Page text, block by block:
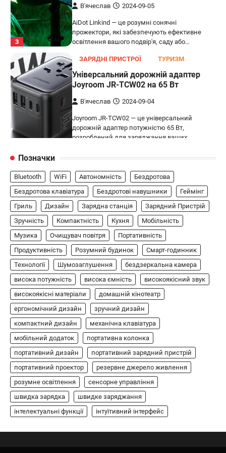
В'ячеслав 2024-09-04
Joyroom JR-TCW02 — це універсальний
дорожній адаптер потужністю 65 Вт,
розроблений для заряджання ваших
Бездротовий контролер 8BitDo Lite
8BitDo Lite SE 2.4G — це компактний
бездротовий контролер, розроблений
1
Бездротова колонка LG XBOOM Go
XG2T
В'ячеслав 2024-09-07
LG XBOOM Go XG2T — це компактна
бездротова колонка, яка поєднує в собі
потужний звук…
2
ЗАРЯДНІ ПРИСТРОЇ
Портативна зарядна станція Yoshino
Power B330 SST
В'ячеслав 2024-09-06
Yoshino Power B330 SST — це
високопродуктивна портативна зарядна
станція з твердотільною батареєю (SST) та…
3
ОСВІТЛЕННЯ РОЗУМНИЙ ДІМ
Розумні сонячні прожектори AiDot
Linkind
В'ячеслав 2024-09-05
AiDot Linkind — це розумні сонячні
освітлення вашого подвір'я, саду або…
Позначки
Bluetooth WiFi Автономність
Бездротова
Бездротова клавіатура
Бездротові навушники
Геймінг
Гриль
Дизайн Зарядна станція
Зарядний Пристрій
Зручність
Компактність Кухня
Мобільність
Музика
Очищувач повітря
Портативність
Продуктивність
Розумний будинок
Смарт-годинник
Технології
Шумозаглушення
бездзеркальна камера
висока потужність
висока ємність
високоякісний звук
високоякісні матеріали
домашній кінотеатр
ергономічний дизайн
зручний дизайн
компактний дизайн
механічна клавіатура
мобільний додаток
портативна колонка
портативний дизайн
портативний зарядний пристрій
портативний проектор
резервне джерело живлення
розумне освітлення
сенсорне управління
швидка зарядка
швидке заряджання
інтелектуальні функції
інтуїтивний інтерфейс